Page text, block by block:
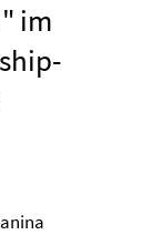
im